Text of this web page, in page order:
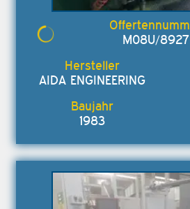
M08U/8927
AIDA ENGINEERING
1983